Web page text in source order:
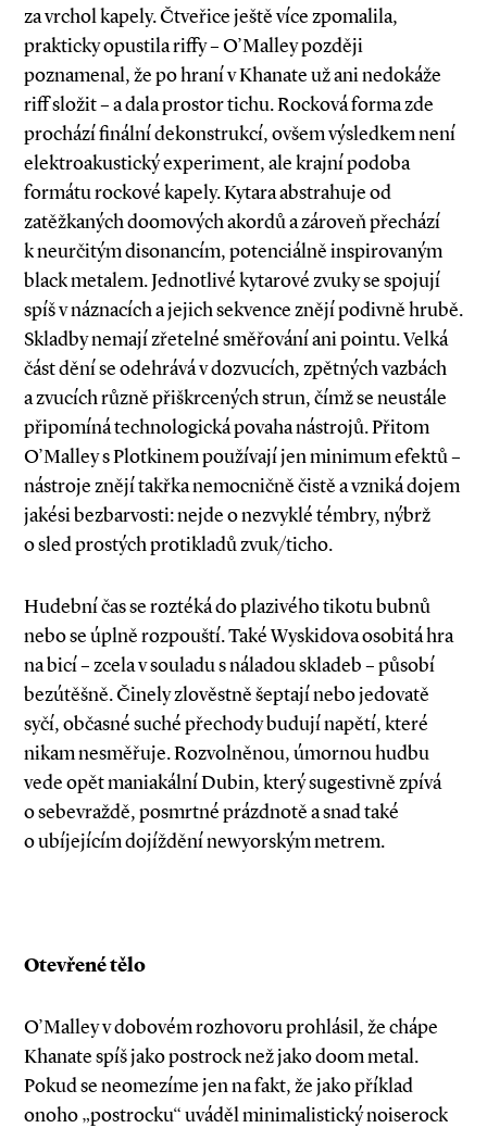
za vrchol kapely. Čtveřice ještě více zpomalila,
prakticky opustila riffy – O’Malley později
poznamenal, že po hraní v Khanate už ani nedokáže
riff složit – a dala prostor tichu. Rocková forma zde
prochází finální dekonstrukcí, ovšem výsledkem není
elektroakustický experiment, ale krajní podoba
formátu rockové kapely. Kytara abstrahuje od
zatěžkaných doomových akordů a zároveň přechází
k neurčitým disonancím, potenciál­ně inspirovaným
black metalem. Jednotlivé kytarové zvuky se spojují
spíš v náznacích a jejich sekvence znějí podivně hrubě.
Skladby nemají zřetelné směřování ani pointu. Velká
část dění se odehrává v dozvucích, zpětných vazbách
a zvucích různě přiškrcených strun, čímž se neustále
připomíná technologická povaha nástrojů. Přitom
O’Malley s Plotkinem používají jen minimum efektů –
nástroje znějí takřka nemocničně čistě a vzniká dojem
jakési bezbarvosti: nejde o nezvyklé témbry, nýbrž
o sled prostých protikladů zvuk/ticho.
Hudební čas se roztéká do plazivého tikotu bubnů
nebo se úplně rozpouští. Také Wyskidova osobitá hra
na bicí – zcela v souladu s náladou skladeb – působí
bezútěšně. Činely zlověstně šeptají nebo jedovatě
syčí, občasné suché přechody budují napětí, které
nikam nesměřuje. Rozvolněnou, úmornou hudbu
vede opět maniakální Dubin, který sugestivně zpívá
o sebevraždě, posmrtné prázdnotě a snad také
o ubíjejícím dojíždění newyorským metrem.
Otevřené tělo
O’Malley v dobovém rozhovoru prohlásil, že chápe
Khanate spíš jako postrock než jako doom metal.
Pokud se neomezíme jen na fakt, že jako příklad
onoho „postrocku“ uváděl minimalistický noiserock